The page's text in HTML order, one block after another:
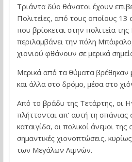
Τριάντα δύο θάνατοι έχουν
Πολιτείες, από τους οποίους 13
που βρίσκεται στην πολιτεία
περιλαμβάνει την πόλη
χιονιού φθάνουν σε μερικά
Μερικά από τα θύματα βρέθηκαν
και άλλα στο δρόμο, μέσα στο
Από το βράδυ της Τετάρτης, οι
πλήττονται απ’ αυτή τη
καταιγίδα, οι πολικοί άνεμοι
σημαντικές χιονοπτώσεις,
των Μεγάλων Λιμνών.